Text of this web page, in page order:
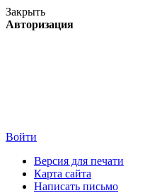
Закрыть
Авторизация
Войти
Версия для печати
Карта сайта
Написать письмо